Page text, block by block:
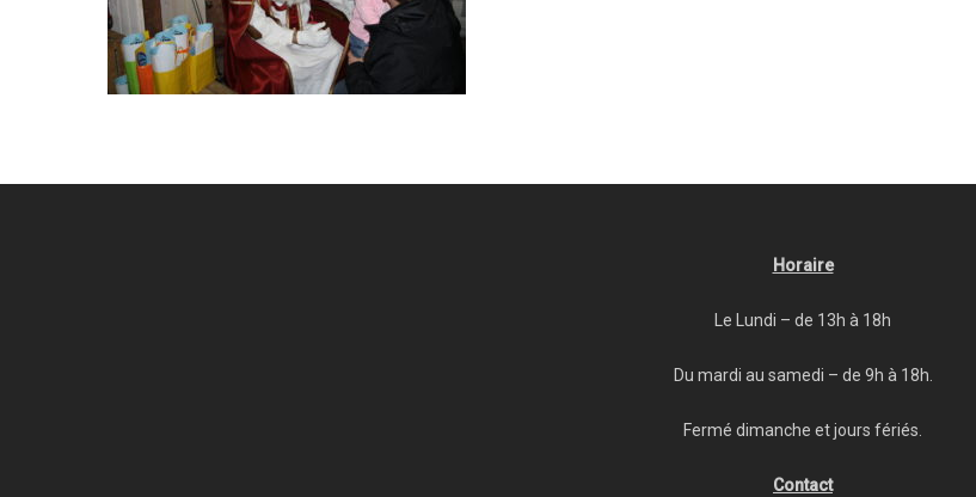
Horaire
Le Lundi – de 13h à 18h
Du mardi au samedi – de 9h à 18h.
Fermé dimanche et jours fériés.
Contact